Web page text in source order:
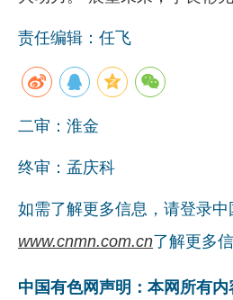
责任编辑：任飞
二审：淮金
终审：孟庆科
如需了解更多信息，请登录中
www.cnmn.com.cn了解更多信
中国有色网声明：本网所有